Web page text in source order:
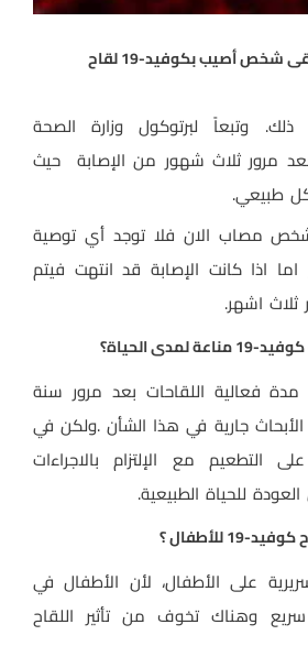
هل يمكن أن يتلقى شخص أصيب بكوفيد-19 لقاح
وتبعاً لبرتوكول وزارة الصحة
مرور ثلاث شهور من الإصابة حيث
طبيعي.
مصاب الان فلا توجد أي توصية
اما اذا كانت الإصابة قد انتهت فيتم
ثلاث اشهر.
لمدى الحياة؟
مدة فعالية اللقاحات بعد مرور سنة
الأبحاث جارية في هذا الشأن .ولكن في
التطعيم مع الإلتزام بالاجراءات
للحياة الطبيعية.
19 للأطفال ؟
على الأطفال، لأن الأطفال في
وهناك تخوف من تأثير اللقاح